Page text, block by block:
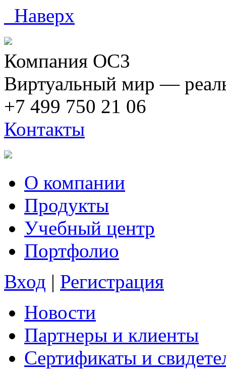
Наверх
Компания ОС3
Виртуальный мир —
+7 499 750 21 06
Контакты
О компании
Продукты
Учебный центр
Портфолио
Вход | Регистрация
Новости
Партнеры и клиенты
Сертификаты и